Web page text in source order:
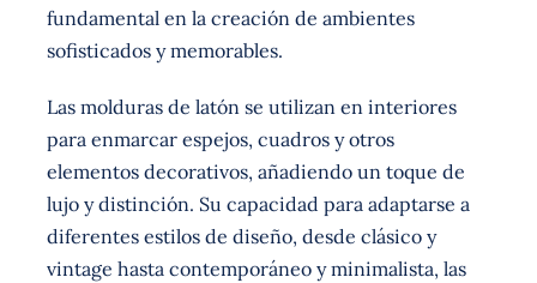
fundamental en la creación de ambientes
sofisticados y memorables.
Las molduras de latón se utilizan en interiores
para enmarcar espejos, cuadros y otros
elementos decorativos, añadiendo un toque de
lujo y distinción. Su capacidad para adaptarse a
diferentes estilos de diseño, desde clásico y
vintage hasta contemporáneo y minimalista, las